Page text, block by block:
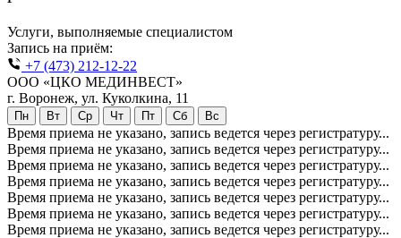
Услуги, выполняемые специалистом
Запись на приём:
+7 (473) 212-12-22
ООО «ЦКО МЕДИНВЕСТ»
г. Воронеж, ул. Куколкина, 11
Пн Вт Ср Чт Пт Сб Вс
Время приема не указано, запись ведется через регистратуру...
Время приема не указано, запись ведется через регистратуру...
Время приема не указано, запись ведется через регистратуру...
Время приема не указано, запись ведется через регистратуру...
Время приема не указано, запись ведется через регистратуру...
Время приема не указано, запись ведется через регистратуру...
Время приема не указано, запись ведется через регистратуру...